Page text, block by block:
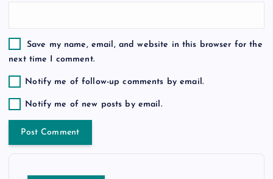
Save my name, email, and website in this browser for the
next time I comment.
Notify me of follow-up comments by email.
Notify me of new posts by email.